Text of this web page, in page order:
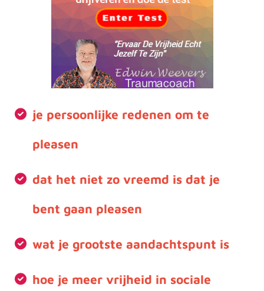
je persoonlijke redenen om te
pleasen
dat het niet zo vreemd is dat je
bent gaan pleasen
wat je grootste aandachtspunt is
hoe je meer vrijheid in sociale